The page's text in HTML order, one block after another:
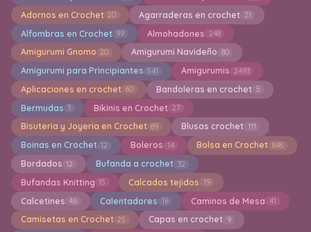
Adornos en Crochet 20 Agarraderas en crochet 21
Alfombras en Crochet 99 Almohadones 248
Amigurumi Gnomo 20 Amigurumi Navideño 80
Amigurumi para Principiantes 541 Amigurumis 2493
Aplicaciones en crochet 60 Bandoleras en crochet 5
Bermudas 3 Bikinis en Crochet 27
Bisuteria y Joyeria en Crochet 89 Blusas crochet 111
Boinas en Crochet 12 Boleros 14 Bolsa en Crochet 845
Bordados 12 Bufanda a crochet 32
Bufandas Knitting 15 Calcados tejidos 19
Calcetines 46 Calentadores 16 Caminos de Mesa 41
Camisetas en Crochet 25 Capas en crochet 9